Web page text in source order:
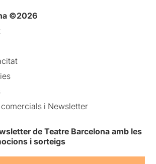
©2026
i Newsletter
de Teatre Barcelona amb les
i sorteigs